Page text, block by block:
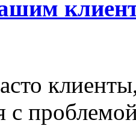
клиенты,
с